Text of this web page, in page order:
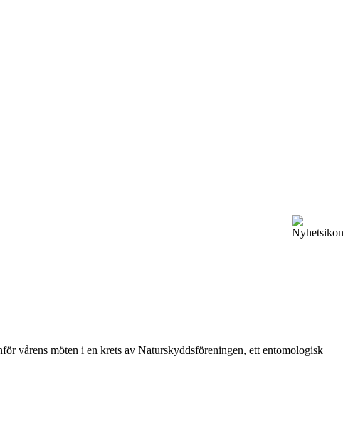
vårens möten i en krets av Naturskyddsföreningen, ett entomologisk